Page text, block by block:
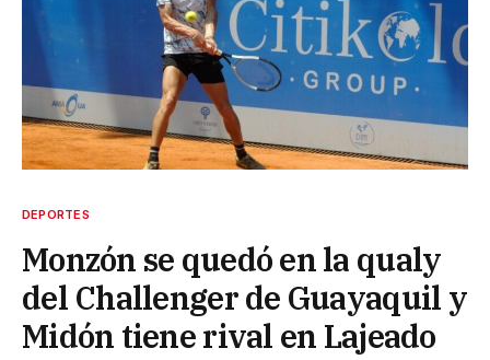
DEPORTES
Monzón se quedó en la qualy
del Challenger de Guayaquil y
Midón tiene rival en Lajeado